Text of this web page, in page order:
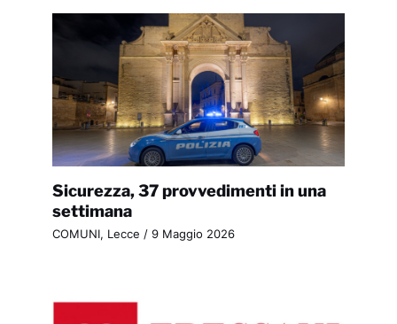
Sicurezza, 37 provvedimenti in una
settimana
COMUNI, Lecce / 9 Maggio 2026